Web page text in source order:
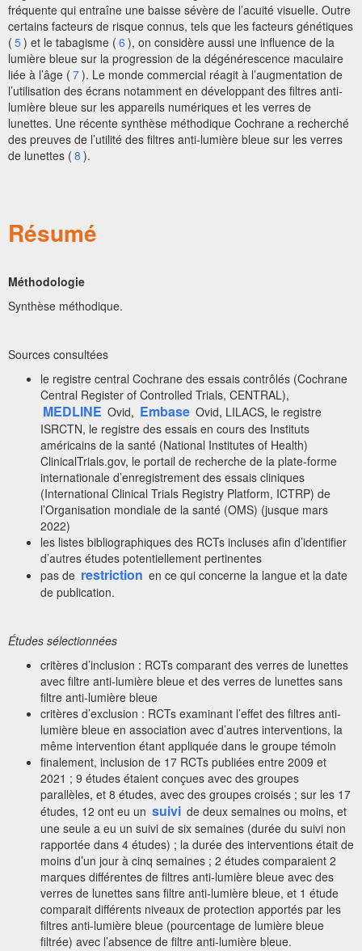
fréquente qui entraîne une baisse sévère de l’acuité visuelle. Outre
certains facteurs de risque connus, tels que les facteurs génétiques
( 5) et le tabagisme ( 6 ), on considère aussi une influence de la
lumière bleue sur la progression de la dégénérescence maculaire
liée à l’âge ( 7). Le monde commercial réagit à l’augmentation de
l’utilisation des écrans notamment en développant des filtres anti-
lumière bleue sur les appareils numériques et les verres de
lunettes. Une récente synthèse méthodique Cochrane a recherché
des preuves de l’utilité des filtres anti-lumière bleue sur les verres
de lunettes ( 8 ).
Résumé
Méthodologie
Synthèse méthodique.
Sources consultées
le registre central Cochrane des essais contrôlés (Cochrane
Central Register of Controlled Trials, CENTRAL),
MEDLINE Ovid, Embase Ovid, LILACS, le registre
ISRCTN, le registre des essais en cours des Instituts
américains de la santé (National Institutes of Health)
ClinicalTrials.gov, le portail de recherche de la plate-forme
internationale d’enregistrement des essais cliniques
(International Clinical Trials Registry Platform, ICTRP) de
l’Organisation mondiale de la santé (OMS) (jusque mars
2022)
les listes bibliographiques des RCTs incluses afin d’identifier
d’autres études potentiellement pertinentes
pas de restriction en ce qui concerne la langue et la date
de publication.
Études sélectionnées
critères d’inclusion : RCTs comparant des verres de lunettes
avec filtre anti-lumière bleue et des verres de lunettes sans
filtre anti-lumière bleue
critères d’exclusion : RCTs examinant l’effet des filtres anti-
lumière bleue en association avec d’autres interventions, la
même intervention étant appliquée dans le groupe témoin
finalement, inclusion de 17 RCTs publiées entre 2009 et
2021 ; 9 études étaient conçues avec des groupes
parallèles, et 8 études, avec des groupes croisés ; sur les 17
études, 12 ont eu un suivi de deux semaines ou moins, et
une seule a eu un suivi de six semaines (durée du suivi non
rapportée dans 4 études) ; la durée des interventions était de
moins d’un jour à cinq semaines ; 2 études comparaient 2
marques différentes de filtres anti-lumière bleue avec des
verres de lunettes sans filtre anti-lumière bleue, et 1 étude
comparait différents niveaux de protection apportés par les
filtres anti-lumière bleue (pourcentage de lumière bleue
filtrée) avec l’absence de filtre anti-lumière bleue.